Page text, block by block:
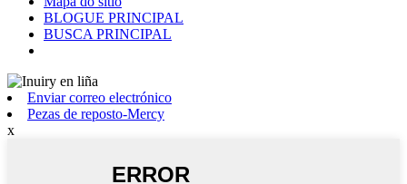
BLOGUE PRINCIPAL
BUSCA PRINCIPAL
Enviar correo electrónico
Pezas de reposto-Mercy
x